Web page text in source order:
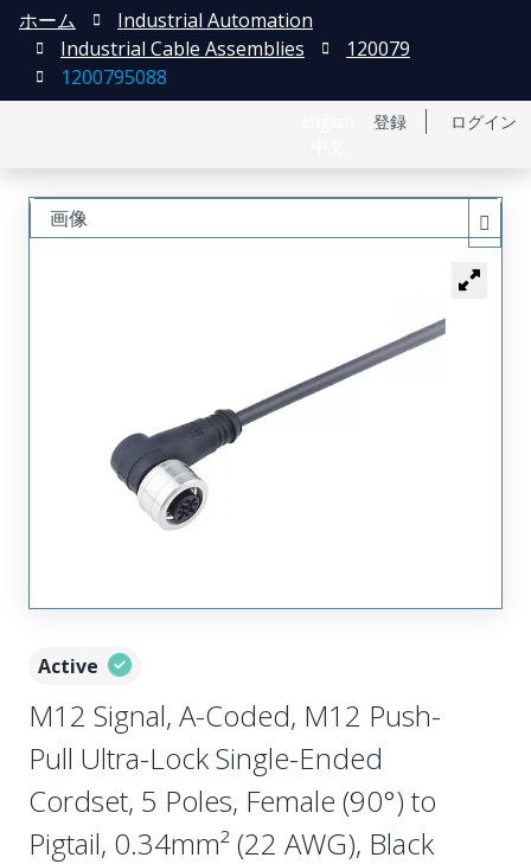
登録 ログイン
ホーム
Industrial Automation
Industrial Cable Assemblies
120079
1200795088
Active
M12 Signal, A-Coded, M12 Push-
Pull Ultra-Lock Single-Ended
Cordset, 5 Poles, Female (90°) to
Pigtail, 0.34mm² (22 AWG), Black
画像